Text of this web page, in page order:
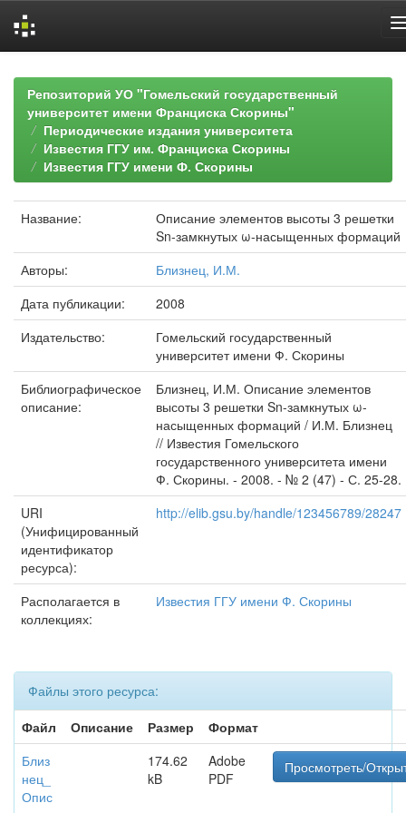
navigationРепозиторий УО "Гомельский государственный
университет имени Франциска Скорины"
Периодические издания университета
Известия ГГУ им. Франциска Скорины
Известия ГГУ имени Ф. Скорины
Название:
Описание элементов высоты 3 решетки
Sn-замкнутых ω-насыщенных формаций
Авторы:
Близнец, И.М.
Дата публикации:
2008
Издательство:
Гомельский государственный
университет имени Ф. Скорины
Библиографическое
описание:
Близнец, И.М. Описание элементов
высоты 3 решетки Sn-замкнутых ω-
насыщенных формаций / И.М. Близнец
// Известия Гомельского
государственного университета имени
Ф. Скорины. - 2008. - № 2 (47) - С. 25-28.
URI
(Унифицированный
идентификатор
ресурса):
http://elib.gsu.by/handle/123456789/28247
Располагается в
коллекциях:
Известия ГГУ имени Ф. Скорины
Файлы этого ресурса:
Файл
Описание Размер
Формат
Близ
нец_
Опис
174.62
kB
Adobe
PDF
Просмотреть/